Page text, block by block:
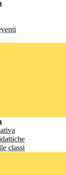
classi